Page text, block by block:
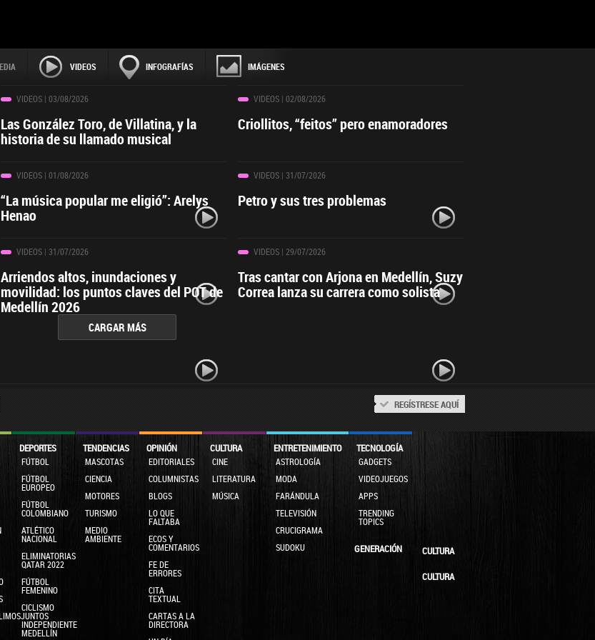
VIDEOS INFOGRAFÍAS IMÁGENES
VIDEOS| 03/08/2026
Las González Toro, de Villatina, y la
historia de su llamado musical
VIDEOS| 02/08/2026
Criollitos, “feitos” pero enamoradores
VIDEOS| 01/08/2026
“La música popular me eligió”: Arelys
Henao
VIDEOS| 31/07/2026
Petro y sus tres problemas
VIDEOS| 31/07/2026
Arriendos altos, inundaciones y
movilidad: los puntos claves del POT de
Medellín 2026
VIDEOS| 29/07/2026
Tras cantar con Arjona en Medellín, Suzy
Correa lanza su carrera como solista
CARGAR MÁS
REGÍSTRESE AQUÍ
DEPORTES
FÚTBOL
FÚTBOL
EUROPEO
FÚTBOL
COLOMBIANO
ATLÉTICO
NACIONAL
ELIMINATORIAS
QATAR 2022
FÚTBOL
FEMENINO
CICLISMO
INDEPENDIENTE
MEDELLÍN
TENDENCIAS
MASCOTAS
CIENCIA
MOTORES
TURISMO
MEDIO
AMBIENTE
OPINIÓN
EDITORIALES
COLUMNISTAS
BLOGS
LO QUE
FALTABA
ECOS Y
COMENTARIOS
FE DE
ERRORES
CITA
TEXTUAL
CARTAS A LA
DIRECTORA
CULTURA
CINE
LITERATURA
MÚSICA
ENTRETENIMIENTO
ASTROLOGÍA
MODA
FARÁNDULA
TELEVISIÓN
CRUCIGRAMA
SUDOKU
TECNOLOGÍA
GADGETS
VIDEOJUEGOS
APPS
TRENDING
TOPICS
GENERACIÓN
CULTURA
CULTURA